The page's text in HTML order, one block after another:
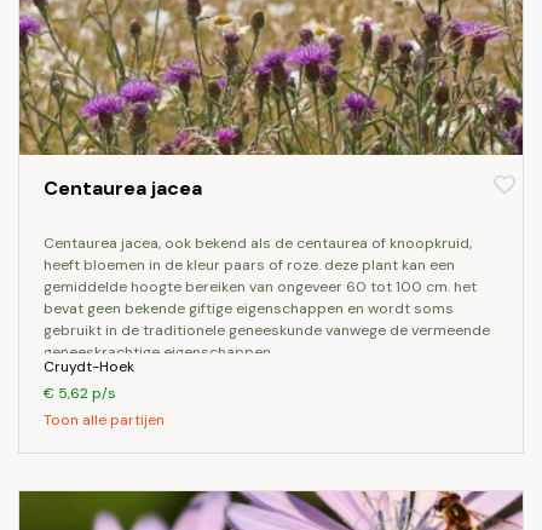
Centaurea jacea
centaurea jacea, ook bekend als de centaurea of knoopkruid,
heeft bloemen in de kleur paars of roze. deze plant kan een
gemiddelde hoogte bereiken van ongeveer 60 tot 100 cm. het
bevat geen bekende giftige eigenschappen en wordt soms
gebruikt in de traditionele geneeskunde vanwege de vermeende
geneeskrachtige eigenschappen.
Cruydt-Hoek
€ 5,62 p/s
Toon alle partijen